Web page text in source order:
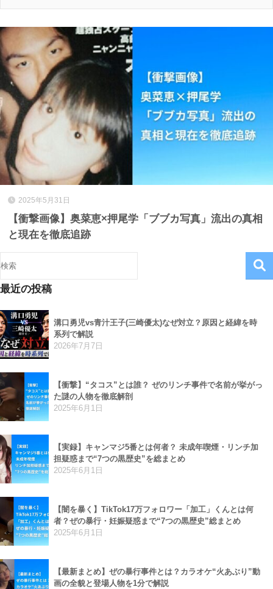
2025年5月31日
【衝撃画像】奥菜恵×押尾学「ブブカ写真」流出の真相
と現在を徹底追跡
最近の投稿
溝口勇児vs青汁王子(三崎優太)なぜ対立？原因と経緯を時
系列で解説
2026年7月7日
【衝撃】“タコス”とは誰？ ぜのリンチ事件で名前が挙がっ
た謎の人物を徹底解剖
2025年6月1日
【実録】キャンマジ5番とは何者？ 未成年喫煙・リンチ加
担疑惑まで“7つの黒歴史”を総まとめ
2025年6月1日
【闇を暴く】TikTok17万フォロワー「加工」くんとは何
者？ぜの暴行・妊娠疑惑まで“7つの黒歴史”総まとめ
2025年6月1日
【最新まとめ】ぜの暴行事件とは？カラオケ“火あぶり”動
画の全貌と登場人物を1分で解説